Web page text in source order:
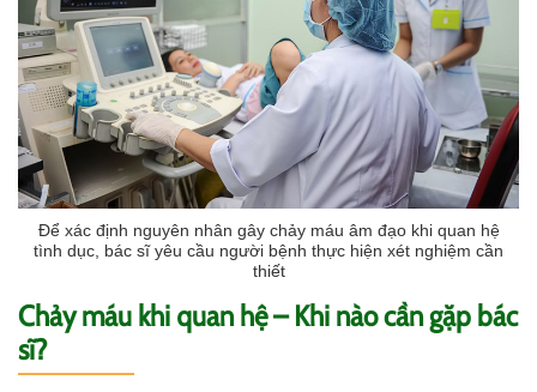
Để xác định nguyên nhân gây chảy máu âm đạo khi quan hệ
tình dục, bác sĩ yêu cầu người bệnh thực hiện xét nghiệm cần
thiết
Chảy máu khi quan hệ – Khi nào cần gặp bác
sĩ?